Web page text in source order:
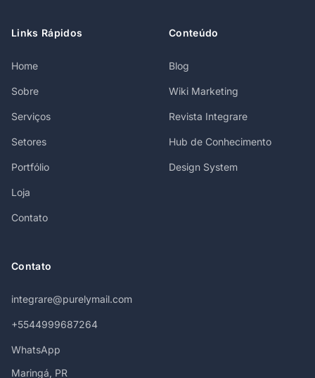
Links Rápidos
Home
Sobre
Serviços
Setores
Portfólio
Loja
Contato
Conteúdo
Blog
Wiki Marketing
Revista Integrare
Hub de Conhecimento
Design System
Contato
integrare@purelymail.com
+5544999687264
WhatsApp
Maringá, PR